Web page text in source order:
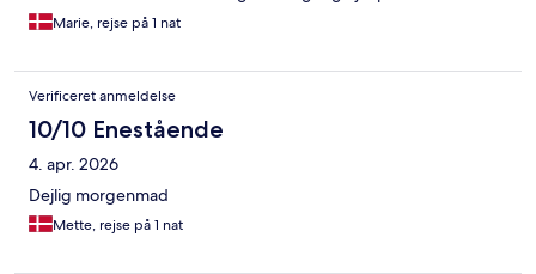
Marie, rejse på 1 nat
Verificeret anmeldelse
10/10 Enestående
4. apr. 2026
Dejlig morgenmad
Mette, rejse på 1 nat